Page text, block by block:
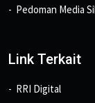
Pedoman Media
Link Terkait
RRI Digital